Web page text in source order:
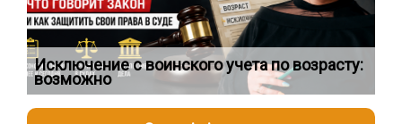
Исключение с воинского учета по возрасту:
возможно